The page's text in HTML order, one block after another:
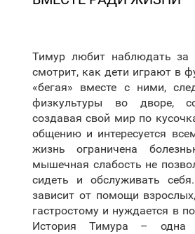
Тимур любит наблюдать за
смотрит, как дети играют в
«бегая» вместе с ними,
физкультуры во дворе,
создавая свой мир по
общению и интересуется
жизнь ограничена
мышечная слабость не
сидеть и обслуживать
зависит от помощи
гастростому и нуждается в
История Тимура –